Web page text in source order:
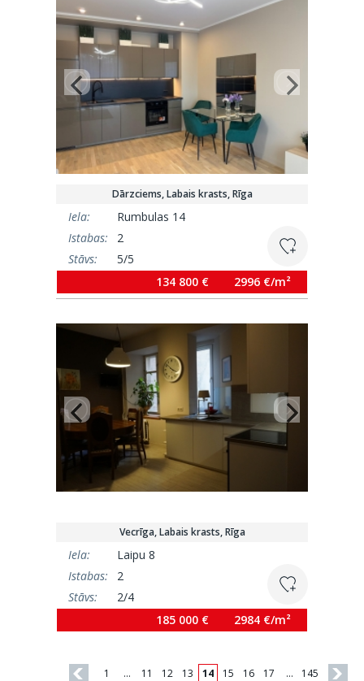
Dārzciems, Labais krasts, Rīga
Iela:
Rumbulas 14
Istabas:
2
Stāvs:
5/5
134 800 € 2996 €/m²
Vecrīga, Labais krasts, Rīga
Iela:
Laipu 8
Istabas:
2
Stāvs:
2/4
185 000 € 2984 €/m²
1 … 11 12 13 14 15 16 17 … 145